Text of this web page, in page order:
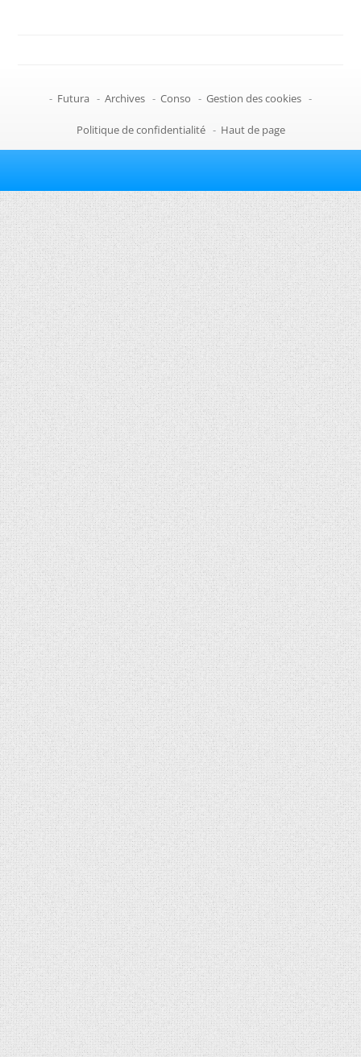
- Futura - Archives - Conso - Gestion des cookies -
Politique de confidentialité - Haut de page